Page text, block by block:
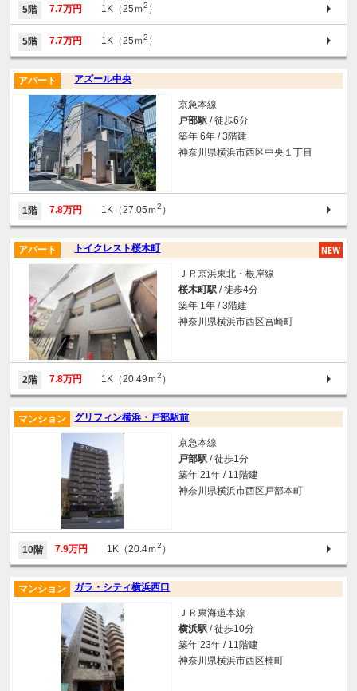
5階 7.7万円 1K（25ｍ2 ）
5階 7.7万円 1K（25ｍ2 ）
アズール中央
アパート
京急本線
戸部駅 / 徒歩6分
築年 6年 / 3階建
神奈川県横浜市西区中央１丁目
1階 7.8万円 1K（27.05ｍ2 ）
トイクレスト桜木町
アパート
ＪＲ京浜東北・根岸線
桜木町駅 / 徒歩4分
築年 1年 / 3階建
神奈川県横浜市西区宮崎町
2階 7.8万円 1K（20.49ｍ2 ）
グリフィン横浜・戸部駅前
マンション
京急本線
戸部駅 / 徒歩1分
築年 21年 / 11階建
神奈川県横浜市西区戸部本町
10階 7.9万円 1K（20.4ｍ2 ）
ガラ・シティ横浜西口
マンション
ＪＲ東海道本線
横浜駅 / 徒歩10分
築年 23年 / 11階建
神奈川県横浜市西区楠町